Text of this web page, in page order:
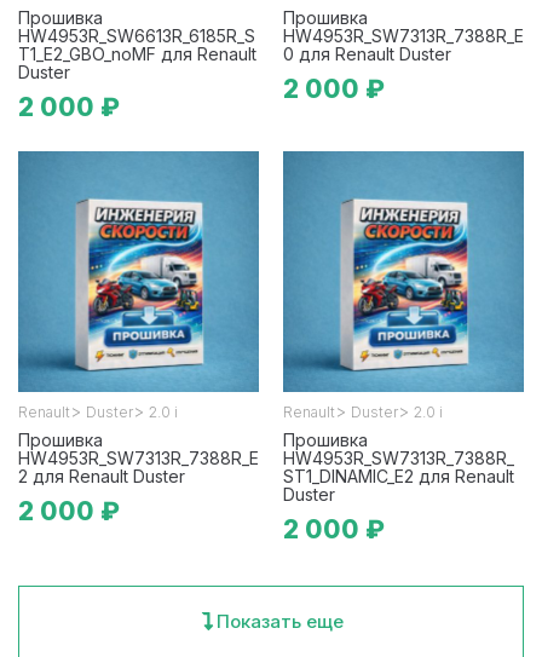
Прошивка
HW4953R_SW6613R_6185R_S
T1_E2_GBO_noMF для Renault
Duster
2 000 ₽
Прошивка
HW4953R_SW7313R_7388R_E
0 для Renault Duster
2 000 ₽
Renault > Duster> 2.0 i
Прошивка
HW4953R_SW7313R_7388R_E
2 для Renault Duster
2 000 ₽
Renault > Duster> 2.0 i
Прошивка
HW4953R_SW7313R_7388R_
ST1_DINAMIC_E2 для Renault
Duster
2 000 ₽
Показать еще